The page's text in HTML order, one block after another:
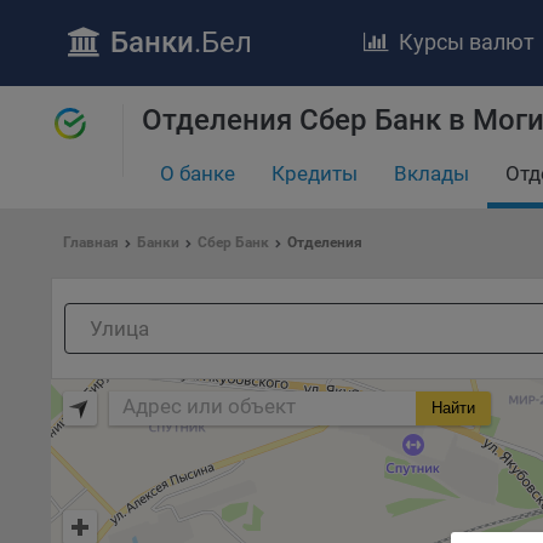
Банки.Бел Курсы валют
Отделения Сбер Банк в
О банке Кредиты Вклады
Главная Банки Сбер Банк Отделения
Найти